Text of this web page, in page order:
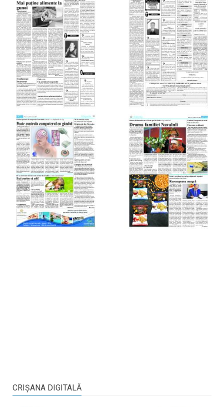
CRIŞANA DIGITALĂ